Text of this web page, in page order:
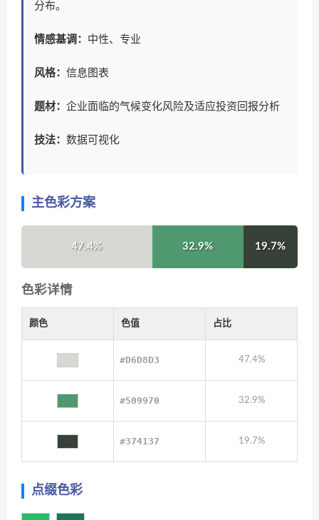
分布。
情感基调： 中性、专业
风格： 信息图表
题材： 企业面临的气候变化风险及适应投资回报分析
技法： 数据可视化
主色彩方案
47.4% 32.9% 19.7%
色彩详情
颜色 色值 占比
#D6D8D3 47.4%
#509970 32.9%
#374137 19.7%
点缀色彩